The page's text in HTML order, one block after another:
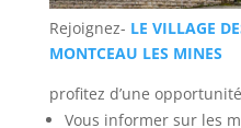
Rejoignez- LE VILLAGE
MONTCEAU LES MINES
profitez d’une
Vous informer sur les